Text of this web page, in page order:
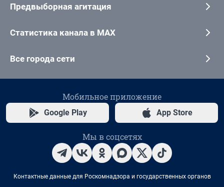
Предвыборная агитация
Статистика канала в MAX
Все города сети
Мобильное приложение
Google Play App Store
Мы в соцсетях
Контактные данные для Роскомнадзора и государственных органов